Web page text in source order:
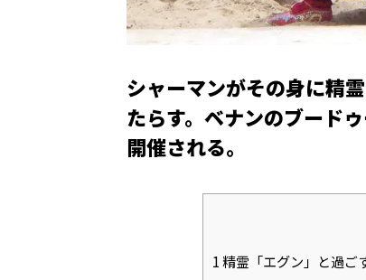
シャーマンがその身に精
たらす。ベナンのブード
開催される。
1精霊「エグン」と過ご